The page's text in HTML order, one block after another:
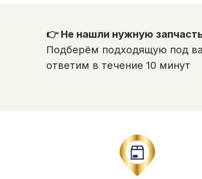
👉 Не нашли нужную
Подберём подходящую под
ответим в течение 10 минут